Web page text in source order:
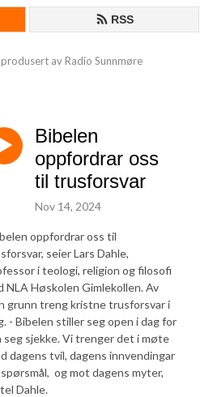
RSS
av Radio Sunnmøre
Bibelen
oppfordrar oss
til trusforsvar
Nov 14, 2024
oppfordrar oss til
seier Lars Dahle,
i teologi, religion og filosofi
NLA Høskolen Gimlekollen. Av
grunn treng kristne trusforsvar i
- Bibelen stiller seg open i dag for
seg sjekke. Vi trenger det i møte
dagens tvil, dagens innvendingar
og mot dagens myter,
Dahle.